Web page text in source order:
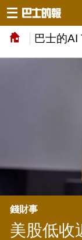
巴士的AI
錢財事
美股低